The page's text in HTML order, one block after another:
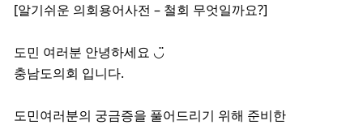
[알기쉬운 의회용어사전 – 철회 무엇일까요?]
도민 여러분 안녕하세요 ◡̈
충남도의회 입니다.
​도민여러분의 궁금증을 풀어드리기 위해 준비한